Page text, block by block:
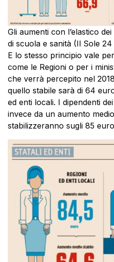
Gli aumenti con l’elastico
di scuola e sanità (Il Sole
E lo stesso principio vale
come le Regioni o per i
che verrà percepito nel
quello stabile sarà di 64
ed enti locali. I dipendenti
invece da un aumento
stabilizzeranno sugli 85